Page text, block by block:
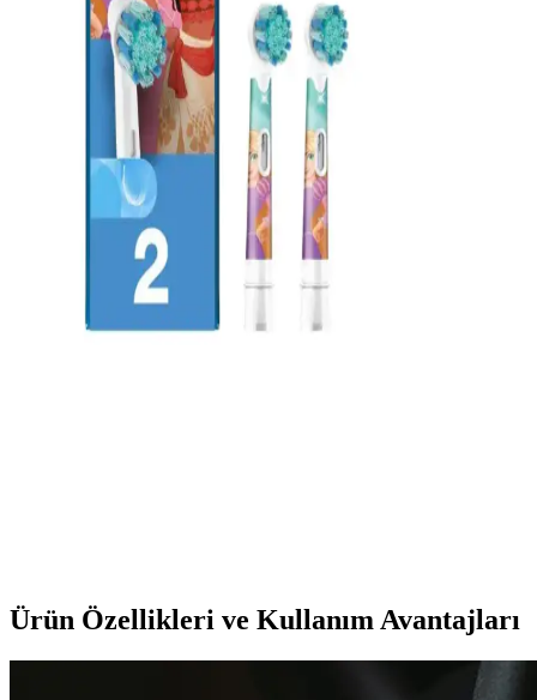
Türkiye menşeli mikro partiküllü diş macunu, nazik temizliği ve
beyazlatma özellikleriyle diş sağlığını destekler, nefes ferahlığı sağlar
ve hassas dişlere uygun kullanım sunar.
CREST 3D Whitestrips Profesyonel Etkiler:
Güvenilir ve Pratik Diş Beyazlatma Çözümü
CREST 3D Whitestrips Profesyonel Etkiler, kolay uygulanabilirliği
ve etkili sonuçlarıyla diş beyazlatmada yeni bir standart sunar.
Düzenli kullanımda gözle görülür farklar sağlar.
Oral-B iO Ultimate Clean Siyah Diş Fırçası Yedek
Başlığı İncelemesi ve Kullanım Rehberi
Ürün Özellikleri ve Kullanım Avantajları